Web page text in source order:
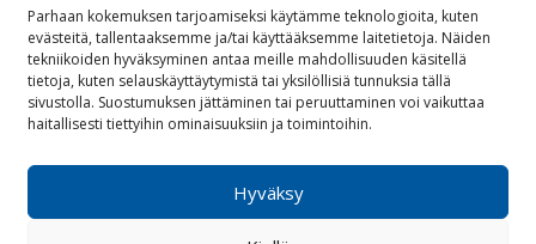
Parhaan kokemuksen tarjoamiseksi käytämme teknologioita, kuten
evästeitä, tallentaaksemme ja/tai käyttääksemme laitetietoja. Näiden
tekniikoiden hyväksyminen antaa meille mahdollisuuden käsitellä
tietoja, kuten selauskäyttäytymistä tai yksilöllisiä tunnuksia tällä
sivustolla. Suostumuksen jättäminen tai peruuttaminen voi vaikuttaa
haitallisesti tiettyihin ominaisuuksiin ja toimintoihin.
Hyväksy
 Töihin meille
 Lähetä meille palautetta
 Seuraa meitä Facebookissa
 Seuraa meitä Instagramissa
Vastuullisuus